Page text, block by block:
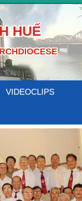
HUẾ
VIDEOCLIPS